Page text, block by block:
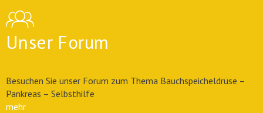
Unser Forum
Besuchen Sie unser Forum zum Thema Bauchspeicheldrüse –
Pankreas – Selbsthilfe
mehr